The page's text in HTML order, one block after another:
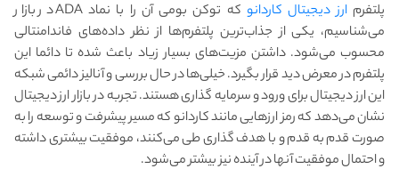
پلتفرمارز دیجیتال کاردانو
که توکن بومی آن را با نماد ADA در بازار
می‌شناسیم، یکی از جذاب‌ترین پلتفرم‌ها از نظر داده‌های فاندامنتالی
محسوب می‌شود. داشتن مزیت‌های بسیار زیاد باعث شده تا دائما این
پلتفرم در معرض دید قرار بگیرد. خیلی‌ها در حال بررسی و آنالیز دائمی شبکه
این ارز دیجیتال برای ورود و سرمایه گذاری هستند. تجربه در بازار ارز دیجیتال
نشان می‌دهد که رمز ارزهایی مانند کاردانو که مسیر پیشرفت و توسعه را به
صورت قدم به قدم و با هدف گذاری طی می‌کنند، موفقیت بیشتری داشته
و احتمال موفقیت آنها در آینده نیز بیشتر می‌شود.